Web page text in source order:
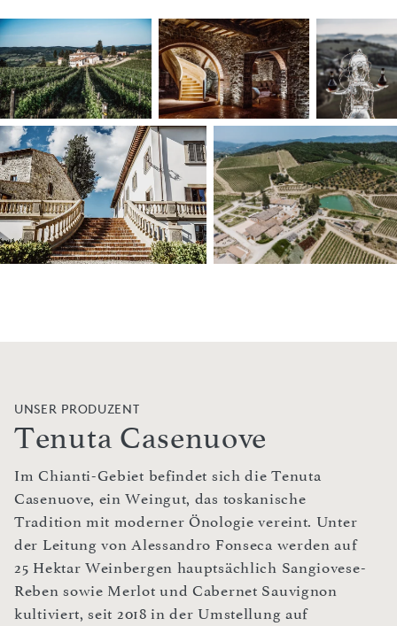
UNSER PRODUZENT
Tenuta Casenuove
Im Chianti-Gebiet befindet sich die Tenuta
Casenuove, ein Weingut, das toskanische
Tradition mit moderner Önologie vereint. Unter
der Leitung von Alessandro Fonseca werden auf
25 Hektar Weinbergen hauptsächlich Sangiovese-
Reben sowie Merlot und Cabernet Sauvignon
kultiviert, seit 2018 in der Umstellung auf